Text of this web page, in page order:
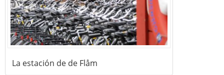
La estación de de Flåm